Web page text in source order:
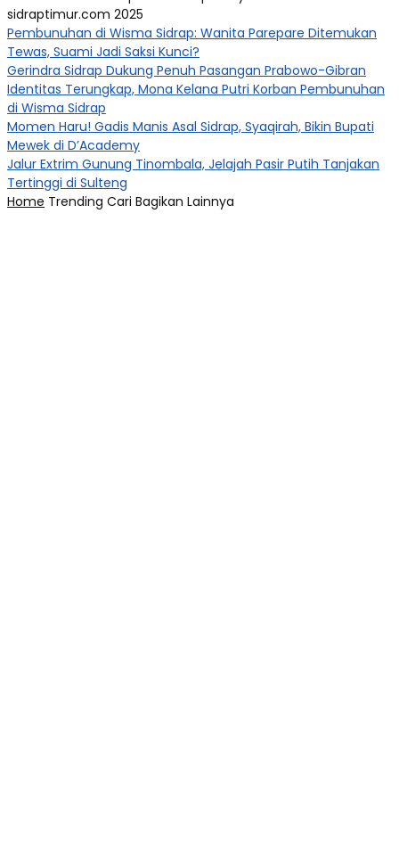
sidraptimur.com 2025
Pembunuhan di Wisma Sidrap: Wanita Parepare Ditemukan
Tewas, Suami Jadi Saksi Kunci?
Gerindra Sidrap Dukung Penuh Pasangan Prabowo-Gibran
Identitas Terungkap, Mona Kelana Putri Korban Pembunuhan
di Wisma Sidrap
Momen Haru! Gadis Manis Asal Sidrap, Syaqirah, Bikin Bupati
Mewek di D’Academy​
Jalur Extrim Gunung Tinombala, Jelajah Pasir Putih Tanjakan
Tertinggi di Sulteng
Home Trending Cari Bagikan Lainnya